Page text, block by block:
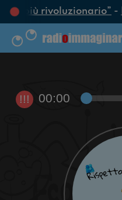
più rivoluzionario”-
!!! 00:00